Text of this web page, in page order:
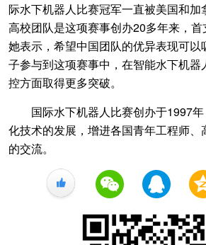
际水下机器人比赛冠军一直被美国和加
高校团队是这项赛事创办20多年来，首
她表示，希望中国团队的优异表现可以
子参与到这项赛事中，在智能水下机
控方面取得更多突破。
国际水下机器人比赛创办于1997年
化技术的发展，增进各国青年工程师
的交流。
+1